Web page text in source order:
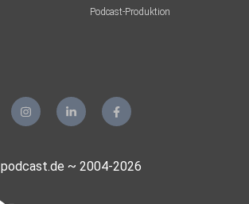
Podcast-Produktion
podcast.de ~ 2004-2026